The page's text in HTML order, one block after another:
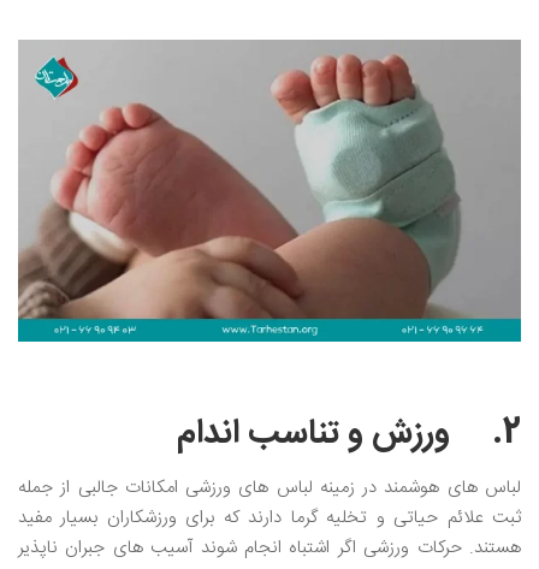
2. ورزش و تناسب اندام
لباس های هوشمند در زمینه لباس های ورزشی امکانات جالبی از جمله
ثبت علائم حیاتی و تخلیه گرما دارند که برای ورزشکاران بسیار مفید
هستند. حرکات ورزشی اگر اشتباه انجام شوند آسیب های جبران ناپذیر